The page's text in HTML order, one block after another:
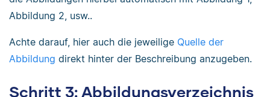
Abbildung 2, usw..
Achte darauf, hier auch die jeweilige Quelle der
Abbildung direkt hinter der Beschreibung anzugeben.
Schritt 3: Abbildungsverzeichnis